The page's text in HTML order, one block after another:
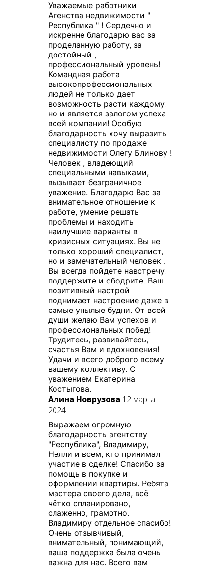
Уважаемые работники
Агенства недвижимости "
Республика " ! Сердечно и
искренне благодарю вас за
проделанную работу, за
достойный ,
профессиональный уровень!
Командная работа
высокопрофессиональных
людей не только дает
возможность расти каждому,
но и является залогом успеха
всей компании! Особую
благодарность хочу выразить
специалисту по продаже
недвижимости Олегу Блинову !
Человек , владеющий
специальными навыками,
вызывает безграничное
уважение. Благодарю Вас за
внимательное отношение к
работе, умение решать
проблемы и находить
наилучшие варианты в
кризисных ситуациях. Вы не
только хороший специалист,
но и замечательный человек .
Вы всегда пойдете навстречу,
поддержите и ободрите. Ваш
позитивный настрой
поднимает настроение даже в
самые унылые будни. От всей
души желаю Вам успехов и
профессиональных побед!
Трудитесь, развивайтесь,
счастья Вам и вдохновения!
Удачи и всего доброго всему
вашему коллективу. С
уважением Екатерина
Костыгова.
Алина Новрузова 12 марта
2024
Выражаем огромную
благодарность агентству
"Республика", Владимиру,
Нелли и всем, кто принимал
участие в сделке! Спасибо за
помощь в покупке и
оформлении квартиры. Ребята
мастера своего дела, всё
чётко спланировано,
слаженно, грамотно.
Владимиру отдельное спасибо!
Очень отзывчивый,
внимательный, понимающий,
ваша поддержка была очень
важна для нас. Всего вам